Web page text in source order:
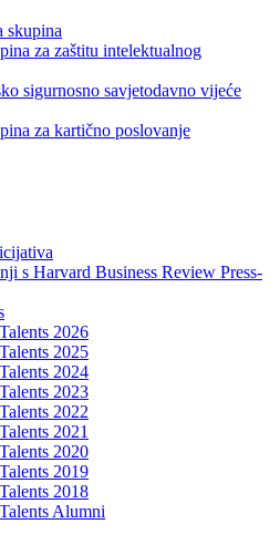
skupina
za zaštitu intelektualnog
sigurnosno savjetodavno vijeće
za kartično poslovanje
s Harvard Business Review Press-
2026
2025
2024
2023
2022
2021
2020
2019
2018
Alumni